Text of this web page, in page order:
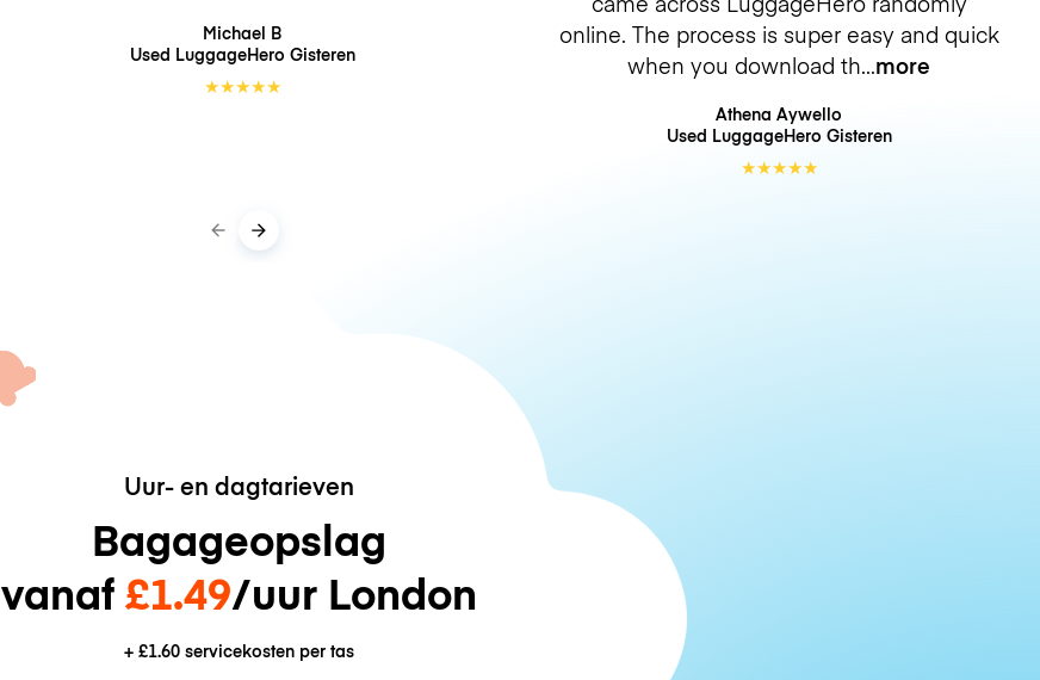
Michael B
Used LuggageHero Gisteren
★★★★★
online. The process is super easy and quick
when you download th more
Athena Aywello
Used LuggageHero Gisteren
★★★★★
Uur- en dagtarieven
Bagageopslag
vanaf£1.49/uur London
+ £1.60servicekosten per tas